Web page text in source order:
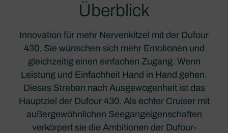
Überblick
Innovation für mehr Nervenkitzel mit der Dufour
430. Sie wünschen sich mehr Emotionen und
gleichzeitig einen einfachen Zugang. Wenn
Leistung und Einfachheit Hand in Hand gehen.
Dieses Streben nach Ausgewogenheit ist das
Hauptziel der Dufour 430. Als echter Cruiser mit
außergewöhnlichen Seegangeigenschaften
verkörpert sie die Ambitionen der Dufour-